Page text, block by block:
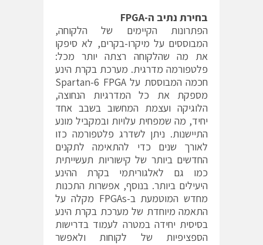
בחירת נתיב ה-FPGA
הפתרונות הקיימים של הלקוחה,
המבוססים על מיקרו-בקרים, לא סיפקו
את מה שהלקוחה רצתה יותר מכל:
פלטפורמה מדרגית. מערכת בקרת הינע
חכמה המבוססת על Spartan-6 FPGA
מספקת את כל המדרגיות הנחוצה,
הלוגיקה ועצמת המחשוב בשבב אחד
יחיד, מה שמפחית עלויות ובמקביל מונע
התיישנות. ניתן לשדרג פלטפורמה כזו
לאורך שנים כדי להתאימה לתקנים
החדשים ביותר של קישוריות תעשייתית
כמו גם לאלגוריתמי בקרת ההינע
היעילים ביותר. בנוסף, אפשרות התכנות
מחדש המוטמעת ב-FPGAs מקלה על
התאמה מיוחדת של מערכת בקרת הינע
בסיסית יחידה במטרה לעמוד בדרישות
הספציפיות של לקוחות ולאפשר